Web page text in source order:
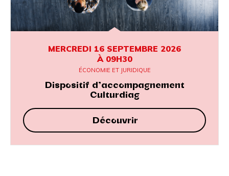
MERCREDI 16 SEPTEMBRE 2026
À 09H30
ÉCONOMIE ET JURIDIQUE
Dispositif d’accompagnement
Culturdiag
Découvrir